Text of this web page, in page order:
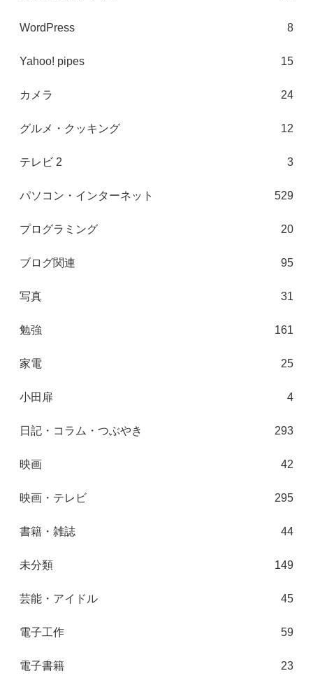
WordPress 8
Yahoo! pipes 15
カメラ 24
グルメ・クッキング 12
テレビ 2 3
パソコン・インターネット 529
プログラミング 20
ブログ関連 95
写真 31
勉強 161
家電 25
小田扉 4
日記・コラム・つぶやき 293
映画 42
映画・テレビ 295
書籍・雑誌 44
未分類 149
芸能・アイドル 45
電子工作 59
電子書籍 23